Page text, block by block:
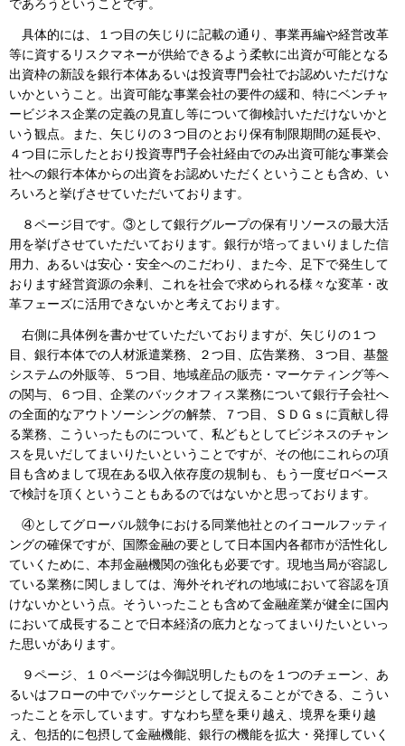
であろうということです。
具体的には、１つ目の矢じりに記載の通り、事業再編や経営改革
等に資するリスクマネーが供給できるよう柔軟に出資が可能となる
出資枠の新設を銀行本体あるいは投資専門会社でお認めいただけな
いかということ。出資可能な事業会社の要件の緩和、特にベンチャ
ービジネス企業の定義の見直し等について御検討いただけないかと
いう観点。また、矢じりの３つ目のとおり保有制限期間の延長や、
４つ目に示したとおり投資専門子会社経由でのみ出資可能な事業会
社への銀行本体からの出資をお認めいただくということも含め、い
ろいろと挙げさせていただいております。
８ページ目です。③として銀行グループの保有リソースの最大活
用を挙げさせていただいております。銀行が培ってまいりました信
用力、あるいは安心・安全へのこだわり、また今、足下で発生して
おります経営資源の余剰、これを社会で求められる様々な変革・改
革フェーズに活用できないかと考えております。
右側に具体例を書かせていただいておりますが、矢じりの１つ
目、銀行本体での人材派遣業務、２つ目、広告業務、３つ目、基盤
システムの外販等、５つ目、地域産品の販売・マーケティング等へ
の関与、６つ目、企業のバックオフィス業務について銀行子会社へ
の全面的なアウトソーシングの解禁、７つ目、ＳＤＧｓに貢献し得
る業務、こういったものについて、私どもとしてビジネスのチャン
スを見いだしてまいりたいということですが、その他にこれらの項
目も含めまして現在ある収入依存度の規制も、もう一度ゼロベース
で検討を頂くということもあるのではないかと思っております。
④としてグローバル競争における同業他社とのイコールフッティ
ングの確保ですが、国際金融の要として日本国内各都市が活性化し
ていくために、本邦金融機関の強化も必要です。現地当局が容認し
ている業務に関しましては、海外それぞれの地域において容認を頂
けないかという点。そういったことも含めて金融産業が健全に国内
において成長することで日本経済の底力となってまいりたいといっ
た思いがあります。
９ページ、１０ページは今御説明したものを１つのチェーン、あ
るいはフローの中でパッケージとして捉えることができる、こうい
ったことを示しています。すなわち壁を乗り越え、境界を乗り越
え、包括的に包摂して金融機能、銀行の機能を拡大・発揮していく